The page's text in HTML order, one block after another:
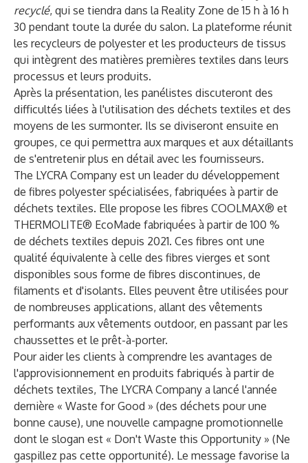
recyclé, qui se tiendra dans la Reality Zone de 15 h à 16 h
30 pendant toute la durée du salon. La plateforme réunit
les recycleurs de polyester et les producteurs de tissus
qui intègrent des matières premières textiles dans leurs
processus et leurs produits.
Après la présentation, les panélistes discuteront des
difficultés liées à l'utilisation des déchets textiles et des
moyens de les surmonter. Ils se diviseront ensuite en
groupes, ce qui permettra aux marques et aux détaillants
de s'entretenir plus en détail avec les fournisseurs.
The LYCRA Company est un leader du développement
de fibres polyester spécialisées, fabriquées à partir de
déchets textiles. Elle propose les fibres COOLMAX® et
THERMOLITE® EcoMade fabriquées à partir de 100 %
de déchets textiles depuis 2021. Ces fibres ont une
qualité équivalente à celle des fibres vierges et sont
disponibles sous forme de fibres discontinues, de
filaments et d'isolants. Elles peuvent être utilisées pour
de nombreuses applications, allant des vêtements
performants aux vêtements outdoor, en passant par les
chaussettes et le prêt-à-porter.
Pour aider les clients à comprendre les avantages de
l'approvisionnement en produits fabriqués à partir de
déchets textiles, The LYCRA Company a lancé l'année
dernière « Waste for Good » (des déchets pour une
bonne cause), une nouvelle campagne promotionnelle
dont le slogan est « Don't Waste this Opportunity » (Ne
gaspillez pas cette opportunité). Le message favorise la